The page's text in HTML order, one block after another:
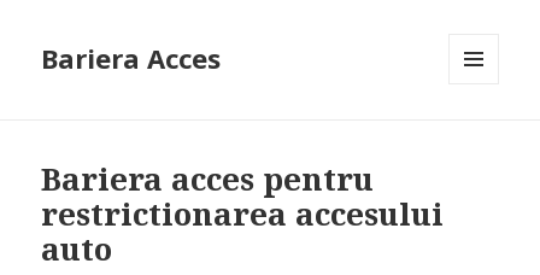
Bariera Acces
Bariera acces pentru
restrictionarea accesului
auto